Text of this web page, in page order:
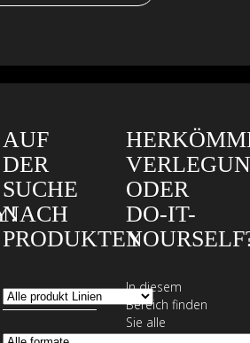
AUF
DER
SUCHE
NACH
PRODUKTEN
ODER
DO-IT-
In diesem
Bereich finden
Sie alle